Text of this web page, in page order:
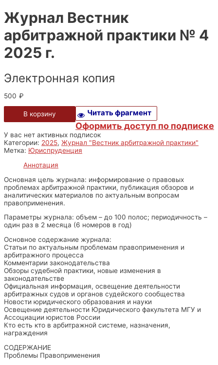
Журнал Вестник
арбитражной практики № 4
2025 г.
Электронная копия
500 ₽
В корзину Читать фрагмент
Оформить доступ по подписке
У вас нет активных подписок
Категории: 2025, Журнал "Вестник арбитражной практики"
Метка: Юриспруденция
Аннотация
Основная цель журнала: информирование о правовых
проблемах арбитражной практики, публикация обзоров и
аналитических материалов по актуальным вопросам
правоприменения.
Параметры журнала: объем – до 100 полос; периодичность –
один раз в 2 месяца (6 номеров в год)
Основное содержание журнала:
Статьи по актуальным проблемам правоприменения и
арбитражного процесса
Комментарии законодательства
Обзоры судебной практики, новые изменения в
законодательстве
Официальная информация, освещение деятельности
арбитражных судов и органов судейского сообщества
Новости юридического образования и науки
Освещение деятельности Юридического факультета МГУ и
Ассоциации юристов России
Кто есть кто в арбитражной системе, назначения,
награждения
СОДЕРЖАНИЕ
Проблемы Правоприменения